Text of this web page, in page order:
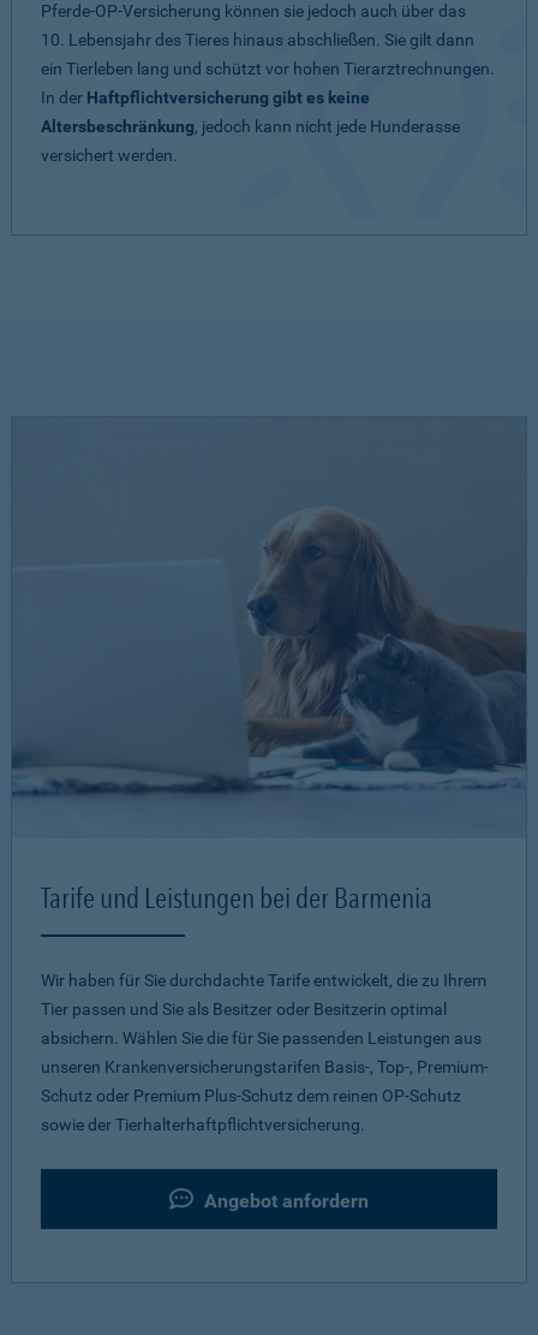
Pferde-OP-Versicherung können sie jedoch auch über das
10. Lebensjahr des Tieres hinaus abschließen. Sie gilt dann
ein Tierleben lang und schützt vor hohen Tierarztrechnungen.
In der Haftpflichtversicherung gibt es keine
Altersbeschränkung, jedoch kann nicht jede Hunderasse
versichert werden.
Tarife und Leistungen bei der Barmenia
Wir haben für Sie durchdachte Tarife entwickelt, die zu Ihrem
Tier passen und Sie als Besitzer oder Besitzerin optimal
absichern. Wählen Sie die für Sie passenden Leistungen aus
unseren Krankenversicherungstarifen Basis-, Top-, Premium-
Schutz oder Premium Plus-Schutz dem reinen OP-Schutz
sowie der Tierhalterhaftpflichtversicherung.
Angebot anfordern